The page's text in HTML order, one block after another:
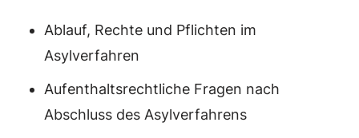
Ablauf, Rechte und Pflichten im
Asylverfahren
Aufenthaltsrechtliche Fragen nach
Abschluss des Asylverfahrens